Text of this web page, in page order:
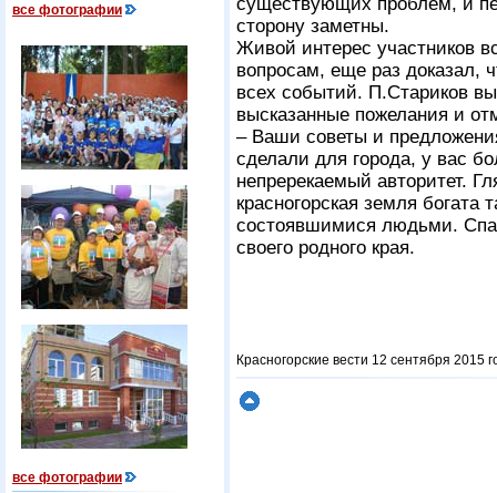
все фотографии
все фотографии
сторону заметны.
Живой интерес участников
вопросам, еще раз доказал,
всех событий. П.Стариков
высказанные пожелания и
– Ваши советы и
сделали для города, у вас
непререкаемый авторитет.
красногорская земля
состоявшимися людьми.
своего родного края.
Красногорские вести 12 сентября 2015